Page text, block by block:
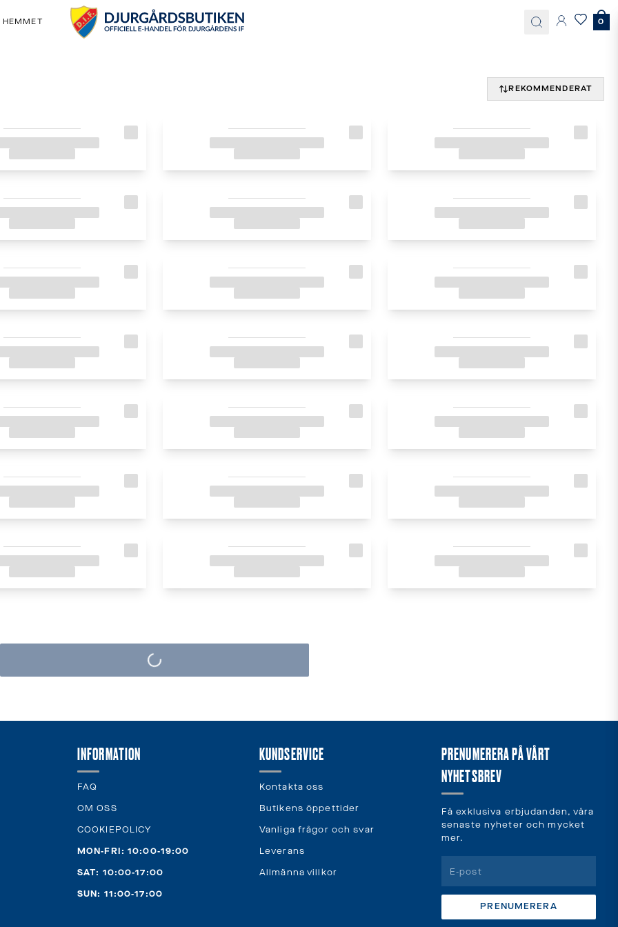
HEMMET 0
REKOMMENDERAT
INFORMATION
FAQ
OM OSS
COOKIEPOLICY
MON-FRI: 10:00-19:00
SAT: 10:00-17:00
SUN: 11:00-17:00
KUNDSERVICE
Kontakta oss
Butikens öppettider
Vanliga frågor och svar
Leverans
Allmänna villkor
PRENUMERERA PÅ VÅRT
NYHETSBREV
Få exklusiva erbjudanden, våra
senaste nyheter och mycket
mer.
PRENUMERERA